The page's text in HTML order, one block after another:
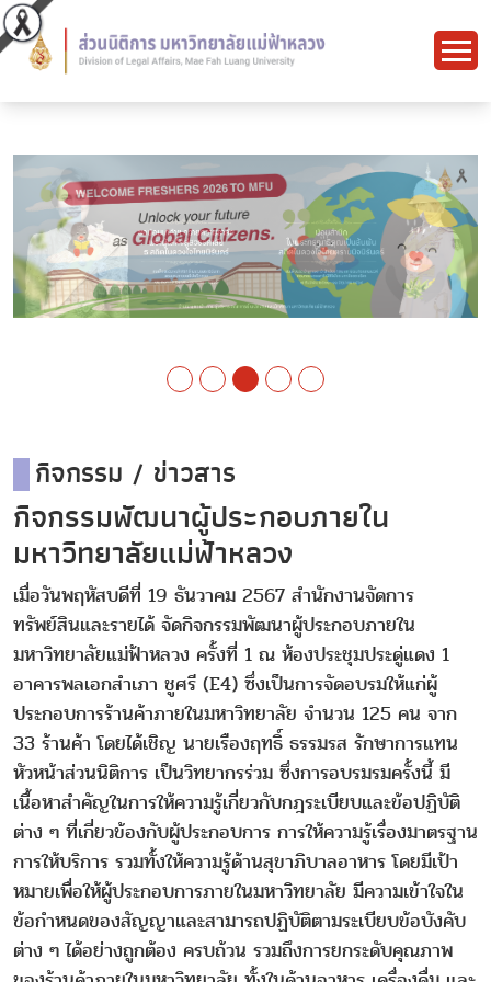
กิจกรรม / ข่าวสาร
กิจกรรมพัฒนาผู้ประกอบภายใน
มหาวิทยาลัยแม่ฟ้าหลวง
เมื่อวันพฤหัสบดีที่ 19 ธันวาคม 2567 สำนักงานจัดการ
ทรัพย์สินและรายได้ จัดกิจกรรมพัฒนาผู้ประกอบภายใน
มหาวิทยาลัยแม่ฟ้าหลวง ครั้งที่ 1 ณ ห้องประชุมประดู่แดง 1
อาคารพลเอกสำเภา ชูศรี (E4) ซึ่งเป็นการจัดอบรมให้แก่ผู้
ประกอบการร้านค้าภายในมหาวิทยาลัย จำนวน 125 คน จาก
33 ร้านค้า โดยได้เชิญ นายเรืองฤทธิ์ ธรรมรส รักษาการแทน
หัวหน้าส่วนนิติการ เป็นวิทยากรร่วม ซึ่งการอบรมรมครั้งนี้ มี
เนื้อหาสำคัญในการให้ความรู้เกี่ยวกับกฎระเบียบและข้อปฏิบัติ
ต่าง ๆ ที่เกี่ยวข้องกับผู้ประกอบการ การให้ความรู้เรื่องมาตรฐาน
การให้บริการ รวมทั้งให้ความรู้ด้านสุขาภิบาลอาหาร โดยมีเป้า
หมายเพื่อให้ผู้ประกอบการภายในมหาวิทยาลัย มีความเข้าใจใน
ข้อกำหนดของสัญญาและสามารถปฏิบัติตามระเบียบข้อบังคับ
ต่าง ๆ ได้อย่างถูกต้อง ครบถ้วน รวมถึงการยกระดับคุณภาพ